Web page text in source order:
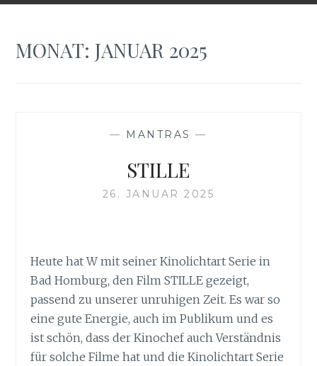
MONAT:JANUAR 2025
— MANTRAS —
STILLE
26. JANUAR 2025
Heute hat W mit seiner Kinolichtart Serie in
Bad Homburg, den Film STILLE gezeigt,
passend zu unserer unruhigen Zeit. Es war so
eine gute Energie, auch im Publikum und es
ist schön, dass der Kinochef auch Verständnis
für solche Filme hat und die Kinolichtart Serie